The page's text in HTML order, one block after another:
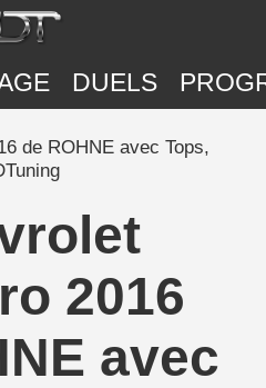
DUELS
de ROHNE avec Tops,
2016
avec